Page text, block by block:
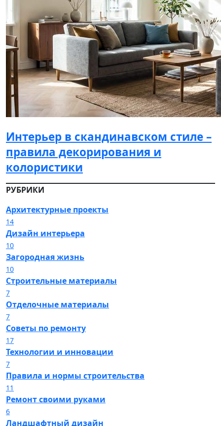
Интерьер в скандинавском стиле –
правила декорирования и
колористики
РУБРИКИ
Архитектурные проекты
14
Дизайн интерьера
10
Загородная жизнь
10
Строительные материалы
7
Отделочные материалы
7
Советы по ремонту
17
Технологии и инновации
7
Правила и нормы строительства
11
Ремонт своими руками
6
Ландшафтный дизайн